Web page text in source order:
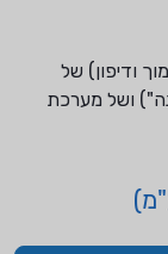
ודיפון) של
ושל מערכת